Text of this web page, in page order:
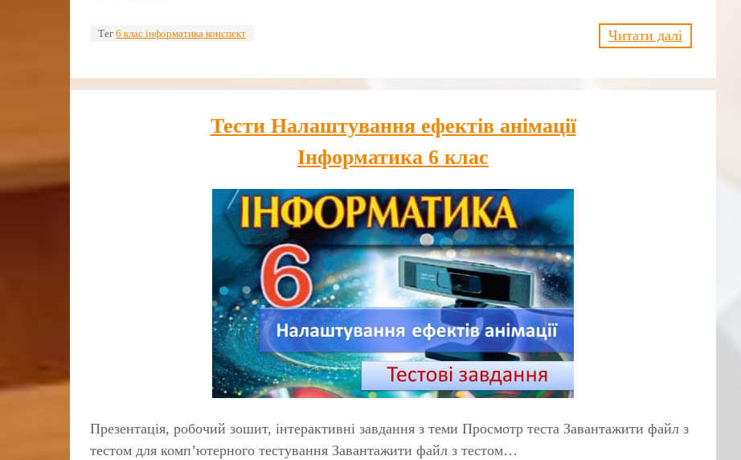
Тег 6 клас інформатика конспект Читати далі
Тести Налаштування ефектів анімації
Інформатика 6 клас
Презентація, робочий зошит, інтерактивні завдання з теми Просмотр теста Завантажити файл з
тестом для комп’ютерного тестування Завантажити файл з тестом…